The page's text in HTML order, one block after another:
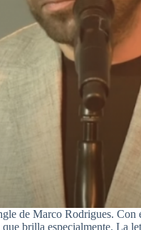
de Marco Rodrigues.
brilla especialmente. La